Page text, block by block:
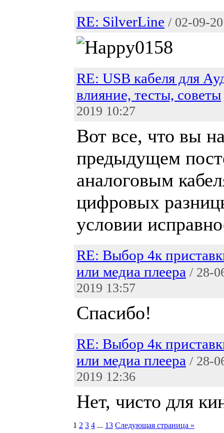
RE: SilverLine / 02-09-
RE: USB кабеля для
влияние, тесты, советы
2019 10:27
Вот все, что вы
предыдущем
аналоговым
цифровых
условии
RE: Выбор 4к
или медиа плеера / 28-
2019 13:57
Спасибо!
RE: Выбор 4к
или медиа плеера / 28-
2019 12:36
Нет, чисто для
1 2 3 4 ... 13 Следующая страница »